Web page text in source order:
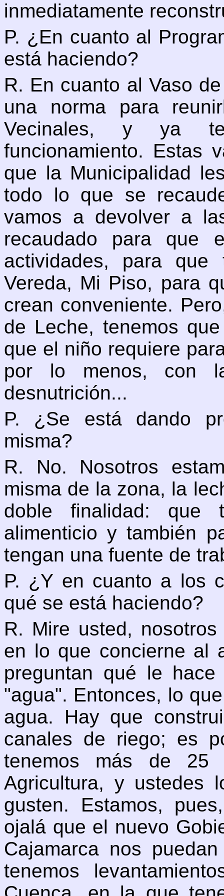
inmediatamente
P. ¿En cuanto al
está haciendo?
R. En cuanto al Vaso
una norma para
Vecinales, y ya
funcionamiento. Estas
que la Municipalidad
todo lo que se
vamos a devolver a
recaudado para que
actividades, para que
Vereda, Mi Piso, para
crean conveniente.
de Leche, tenemos
que el niño requiere
por lo menos, con
desnutrición...
P. ¿Se está dando
misma?
R. No. Nosotros
misma de la zona, la
doble finalidad: que
alimenticio y también
tengan una fuente de
P. ¿Y en cuanto a los
qué se está haciendo?
R. Mire usted,
en lo que concierne al
preguntan qué le
"agua". Entonces, lo
agua. Hay que
canales de riego; es
tenemos más de
Agricultura, y ustedes
gusten. Estamos,
ojalá que el nuevo
Cajamarca nos
tenemos